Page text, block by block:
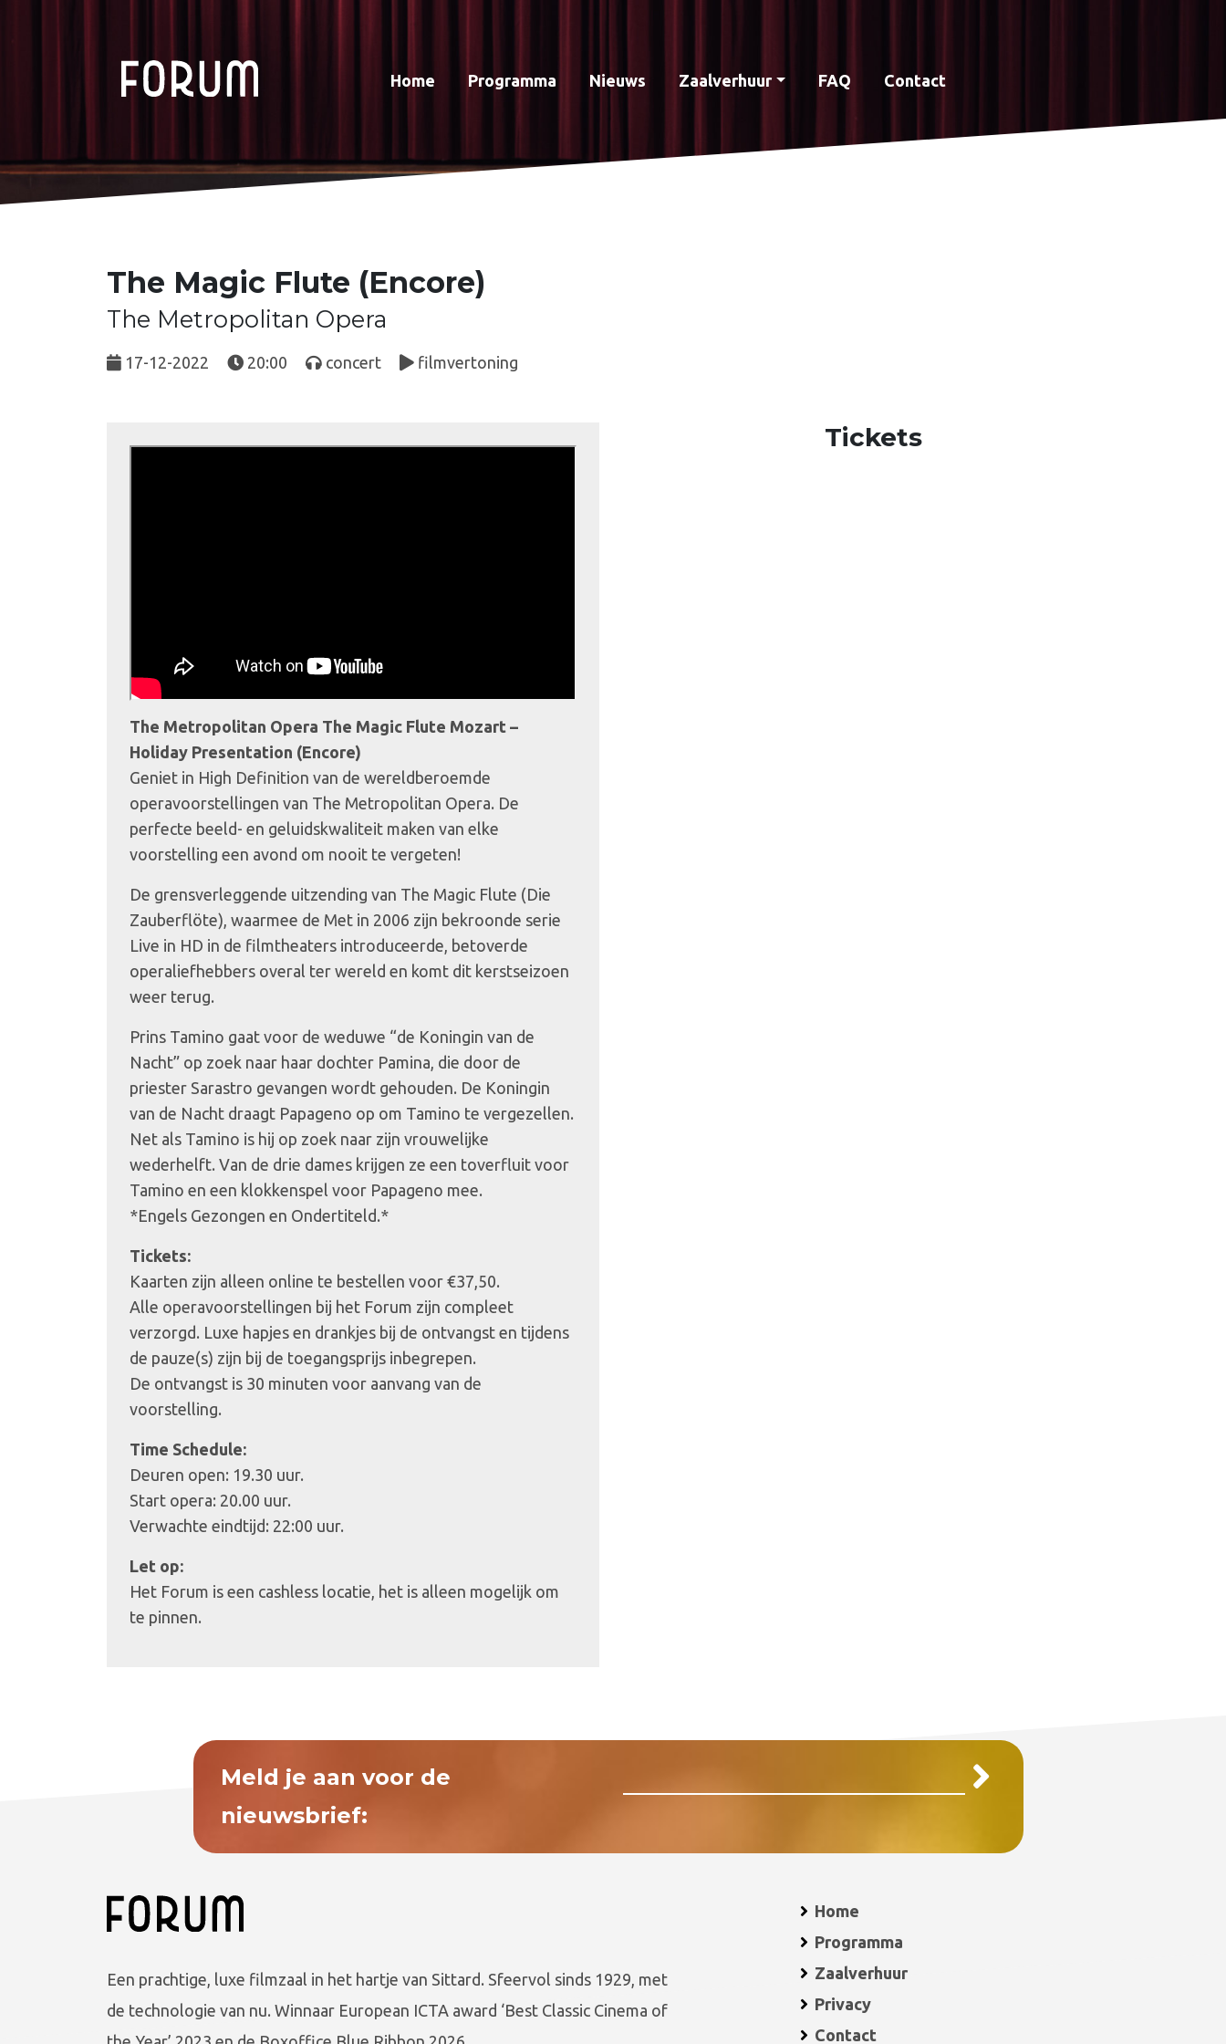
Home Programma Nieuws Zaalverhuur FAQ Contact
The Magic Flute (Encore)
The Metropolitan Opera
17-12-2022 20:00 concert filmvertoning
The Metropolitan Opera The Magic Flute Mozart –
Holiday Presentation (Encore)
Geniet in High Definition van de wereldberoemde
operavoorstellingen van The Metropolitan Opera. De
perfecte beeld- en geluidskwaliteit maken van elke
voorstelling een avond om nooit te vergeten!
De grensverleggende uitzending van The Magic Flute (Die
Zauberflöte), waarmee de Met in 2006 zijn bekroonde serie
Live in HD in de filmtheaters introduceerde, betoverde
operaliefhebbers overal ter wereld en komt dit kerstseizoen
weer terug.
Prins Tamino gaat voor de weduwe “de Koningin van de
Nacht” op zoek naar haar dochter Pamina, die door de
priester Sarastro gevangen wordt gehouden. De Koningin
van de Nacht draagt Papageno op om Tamino te vergezellen.
Net als Tamino is hij op zoek naar zijn vrouwelijke
wederhelft. Van de drie dames krijgen ze een toverfluit voor
Tamino en een klokkenspel voor Papageno mee.
*Engels Gezongen en Ondertiteld.*
Tickets:
Kaarten zijn alleen online te bestellen voor €37,50.
Alle operavoorstellingen bij het Forum zijn compleet
verzorgd. Luxe hapjes en drankjes bij de ontvangst en tijdens
de pauze(s) zijn bij de toegangsprijs inbegrepen.
De ontvangst is 30 minuten voor aanvang van de
voorstelling.
Time Schedule:
Deuren open: 19.30 uur.
Start opera: 20.00 uur.
Verwachte eindtijd: 22:00 uur.
Let op:
Het Forum is een cashless locatie, het is alleen mogelijk om
te pinnen.
Tickets
Meld je aan voor de
nieuwsbrief:
Een prachtige, luxe filmzaal in het hartje van Sittard. Sfeervol sinds 1929, met
de technologie van nu. Winnaar European ICTA award ‘Best Classic Cinema of
Home
Programma
Zaalverhuur
Privacy
Contact